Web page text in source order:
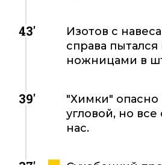
43'
Изотов с
справа
ножницами в
39'
"Химки" опасно
угловой, но
нас.